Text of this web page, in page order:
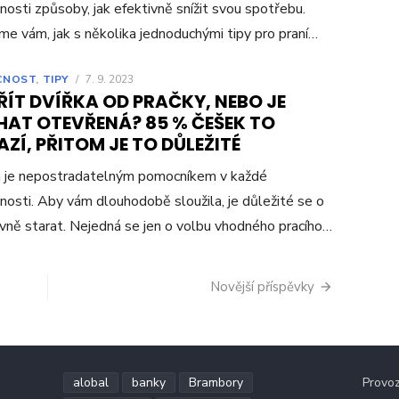
způsoby, jak efektivně snížit svou spotřebu.
vám, jak s několika jednoduchými tipy pro praní…
, TIPY / 7. 9. 2023
DVÍŘKA OD PRAČKY, NEBO JE
OTEVŘENÁ? 85 % ČEŠEK TO
PŘITOM JE TO DŮLEŽITÉ
je nepostradatelným pomocníkem v každé
Aby vám dlouhodobě sloužila, je důležité se o
starat. Nejedná se jen o volbu vhodného pracího…
Novější příspěvky
alobal banky
Brambory